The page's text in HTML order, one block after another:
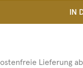
Anzahl: GibIN
Lieferung